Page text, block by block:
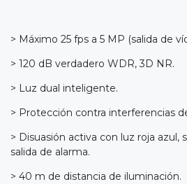
> Máximo 25 fps a 5 MP (salida de
> 120 dB verdadero WDR, 3D NR.
> Luz dual inteligente.
> Protección contra interferencias
> Disuasión activa con luz roja azul,
salida de alarma.
> 40 m de distancia de iluminación.